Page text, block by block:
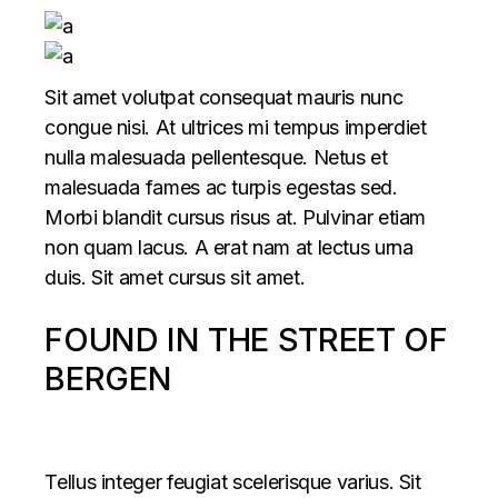
Sit amet volutpat consequat mauris nunc
congue nisi. At ultrices mi tempus imperdiet
nulla malesuada pellentesque. Netus et
malesuada fames ac turpis egestas sed.
Morbi blandit cursus risus at. Pulvinar etiam
non quam lacus. A erat nam at lectus urna
duis. Sit amet cursus sit amet.
FOUND IN THE STREET OF
BERGEN
Tellus integer feugiat scelerisque varius. Sit